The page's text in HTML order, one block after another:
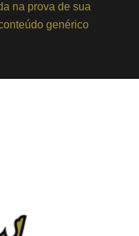
na prova de sua
genérico